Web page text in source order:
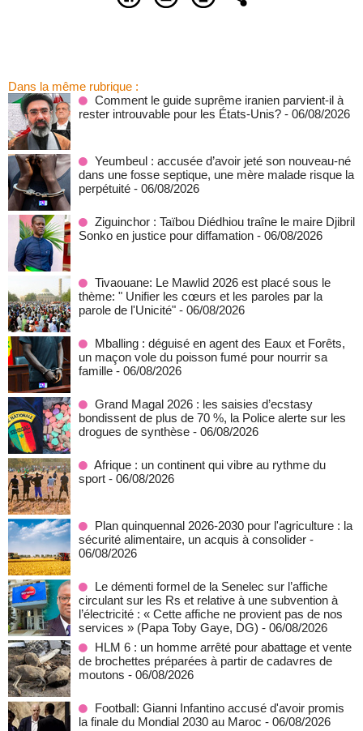
Dans la même rubrique :
Comment le guide suprême iranien parvient-il à
rester introuvable pour les États-Unis? - 06/08/2026
Yeumbeul : accusée d’avoir jeté son nouveau-né
dans une fosse septique, une mère malade risque la
perpétuité - 06/08/2026
Ziguinchor : Taïbou Diédhiou traîne le maire Djibril
Sonko en justice pour diffamation - 06/08/2026
Tivaouane: Le Mawlid 2026 est placé sous le
thème: " Unifier les cœurs et les paroles par la
parole de l'Unicité" - 06/08/2026
Mballing : déguisé en agent des Eaux et Forêts,
un maçon vole du poisson fumé pour nourrir sa
famille - 06/08/2026
Grand Magal 2026 : les saisies d’ecstasy
bondissent de plus de 70 %, la Police alerte sur les
drogues de synthèse - 06/08/2026
Afrique : un continent qui vibre au rythme du
sport - 06/08/2026
Plan quinquennal 2026-2030 pour l'agriculture : la
sécurité alimentaire, un acquis à consolider -
06/08/2026
Le démenti formel de la Senelec sur l’affiche
circulant sur les Rs et relative à une subvention à
l’électricité : « Cette affiche ne provient pas de nos
services » (Papa Toby Gaye, DG) - 06/08/2026
HLM 6 : un homme arrêté pour abattage et vente
de brochettes préparées à partir de cadavres de
moutons - 06/08/2026
Football: Gianni Infantino accusé d'avoir promis
la finale du Mondial 2030 au Maroc - 06/08/2026